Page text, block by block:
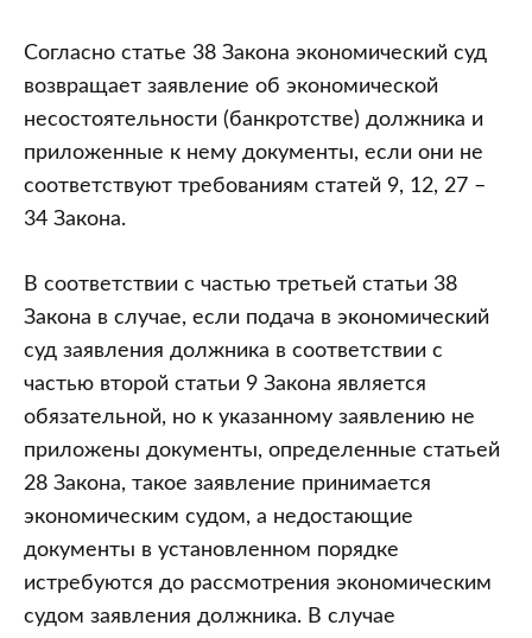
Согласно статье 38 Закона экономический суд
возвращает заявление об экономической
несостоятельности (банкротстве) должника и
приложенные к нему документы, если они не
соответствуют требованиям статей 9, 12, 27 –
34 Закона.
В соответствии с частью третьей статьи 38
Закона в случае, если подача в экономический
суд заявления должника в соответствии с
частью второй статьи 9 Закона является
обязательной, но к указанному заявлению не
приложены документы, определенные статьей
28 Закона, такое заявление принимается
экономическим судом, а недостающие
документы в установленном порядке
истребуются до рассмотрения экономическим
судом заявления должника. В случае